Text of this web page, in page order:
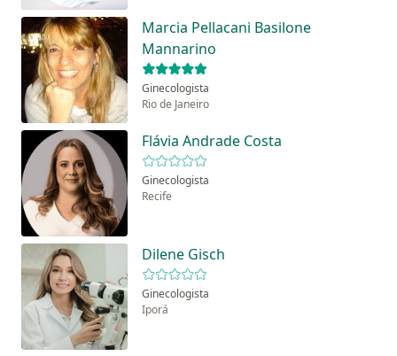
Marcia Pellacani Basilone
Mannarino
Ginecologista
Rio de Janeiro
Flávia Andrade Costa
Ginecologista
Recife
Dilene Gisch
Ginecologista
Iporá